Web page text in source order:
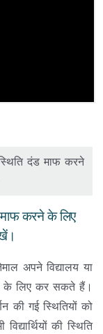
दंड माफ करने
माफ करने के लिए
अपने विद्यालय या
के लिए कर सकते हैं।
की गई स्थितियों को
की स्थिति